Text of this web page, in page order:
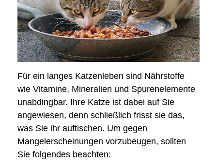
Für ein langes Katzenleben sind Nährstoffe
wie Vitamine, Mineralien und Spurenelemente
unabdingbar. Ihre Katze ist dabei auf Sie
angewiesen, denn schließlich frisst sie das,
was Sie ihr auftischen. Um gegen
Mangelerscheinungen vorzubeugen, sollten
Sie folgendes beachten: